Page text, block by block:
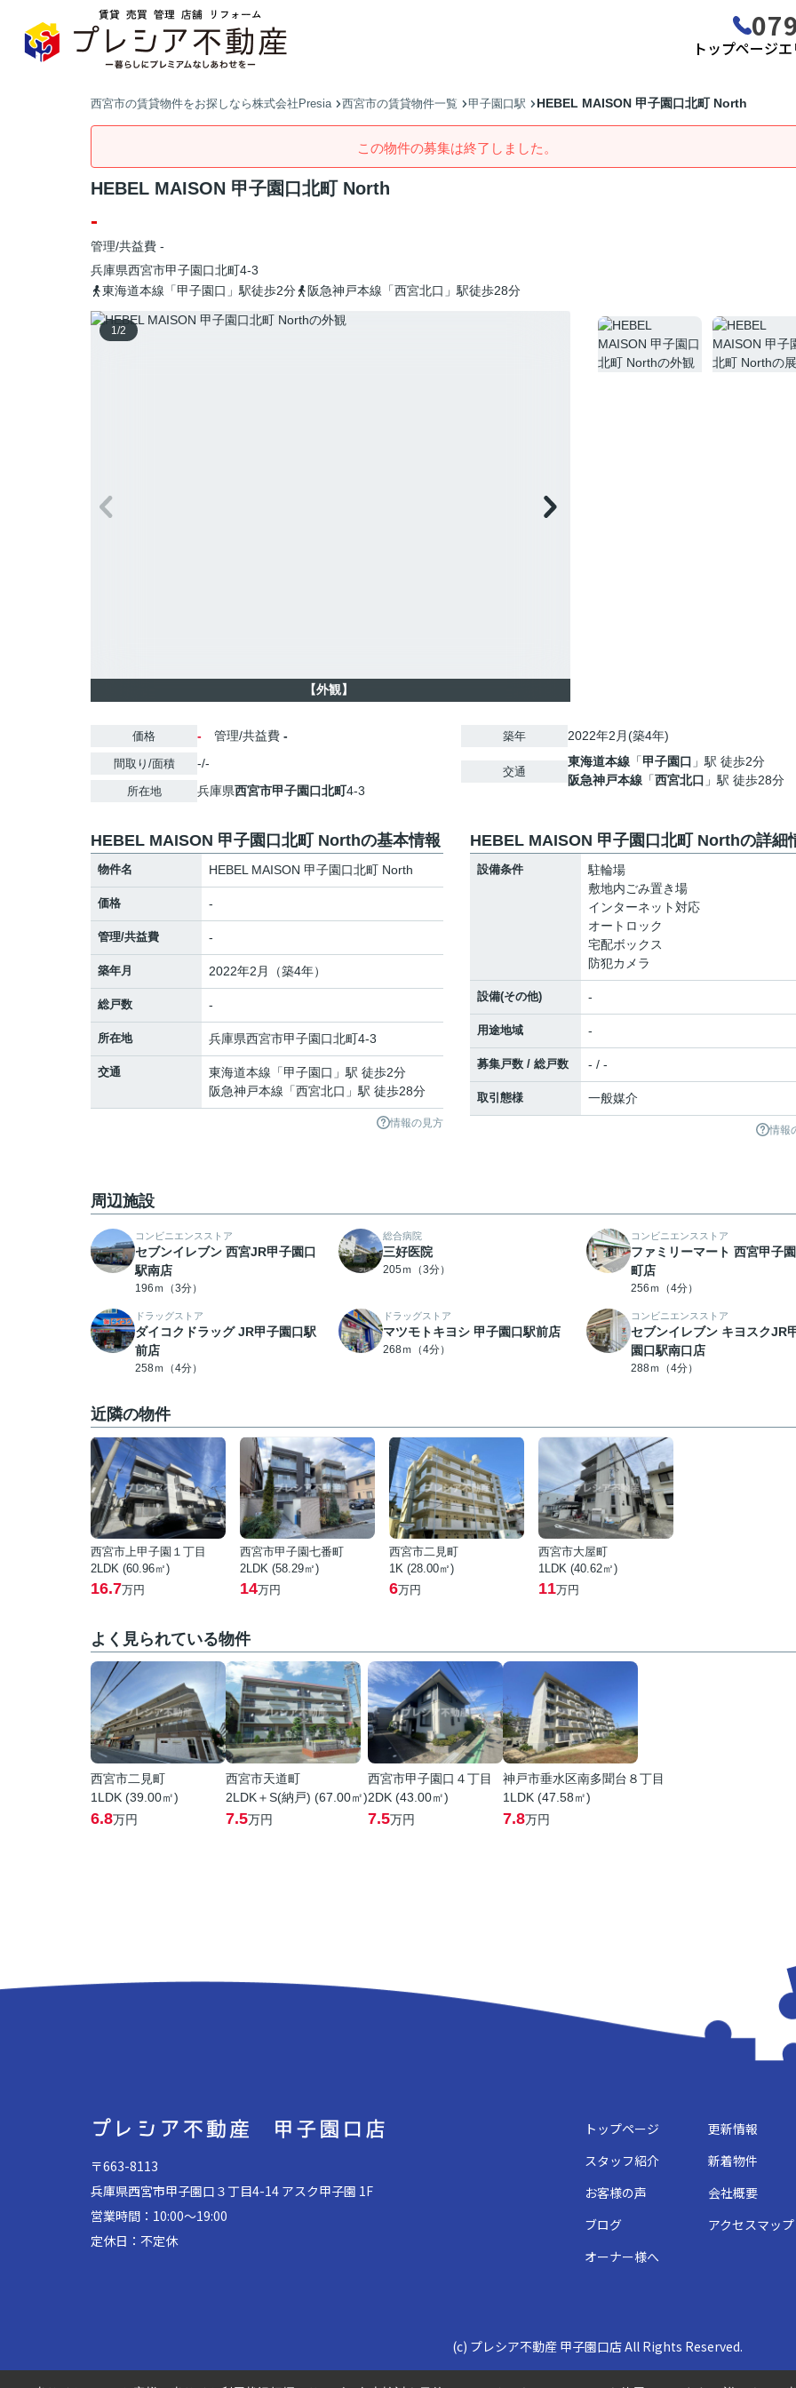
トップページ
西宮市の賃貸物件をお探しなら株式会社Presia 西宮市の賃貸物件一覧 甲子園口駅 HEBEL MAISON 甲子園口北町 North
この物件の募集は終了しました。
HEBEL MAISON 甲子園口北町 North
-
管理/共益費 -
兵庫県西宮市甲子園口北町4-3
東海道本線「甲子園口」駅徒歩2分
阪急神戸本線「西宮北口」駅徒歩28分
1/2
【外観】
価格 - 管理/共益費 -
間取り/面積 -/-
所在地 兵庫県西宮市甲子園口北町4-3
築年 2022年2月(築4年)
交通
東海道本線 「甲子園口 」駅 徒歩2分
阪急神戸本線 「西宮北口 」駅 徒歩28分
HEBEL MAISON 甲子園口北町 Northの基本情報
物件名 HEBEL MAISON 甲子園口北町 North
価格 -
管理/共益費 -
築年月 2022年2月（築4年）
総戸数 -
所在地 兵庫県西宮市甲子園口北町4-3
交通 東海道本線 「甲子園口 」駅 徒歩2分
阪急神戸本線 「西宮北口 」駅 徒歩28分
情報の見方
HEBEL MAISON 甲子園口北町 Northの詳細
設備条件
駐輪場
敷地内ごみ置き場
インターネット対応
オートロック
宅配ボックス
防犯カメラ
設備(その他) -
用途地域 -
募集戸数 / 総戸数 - / -
取引態様 一般媒介
情報
周辺施設
コンビニエンスストア
セブンイレブン 西宮JR甲子園口
駅南店
196ｍ（3分）
総合病院
三好医院
205ｍ（3分）
コンビニエンスストア
ファミリーマート 西宮甲子
町店
256ｍ（4分）
ドラッグストア
ダイコクドラッグ JR甲子園口駅
前店
258ｍ（4分）
ドラッグストア
マツモトキヨシ 甲子園口駅前店
268ｍ（4分）
コンビニエンスストア
セブンイレブン キヨスクJR
園口駅南口店
288ｍ（4分）
近隣の物件
西宮市上甲子園１丁目
2LDK (60.96㎡)
16.7万円
西宮市甲子園七番町
2LDK (58.29㎡)
14万円
西宮市二見町
1K (28.00㎡)
6万円
西宮市大屋町
1LDK (40.62㎡)
11万円
よく見られている物件
西宮市二見町
1LDK (39.00㎡)
6.8万円
西宮市天道町
2LDK＋S(納戸) (67.00㎡)
7.5万円
西宮市甲子園口４丁目
2DK (43.00㎡)
7.5万円
神戸市垂水区南多聞台８丁目
1LDK (47.58㎡)
7.8万円
〒663-8113
兵庫県西宮市甲子園口３丁目4-14 アスク甲子園 1F
営業時間：10:00～19:00
定休日：不定休
トップページ 更新情報
スタッフ紹介
新着物件
お客様の声
会社概要
ブログ
アクセスマップ
オーナー様へ
(c) プレシア不動産 甲子園口店 All Rights Reserved.